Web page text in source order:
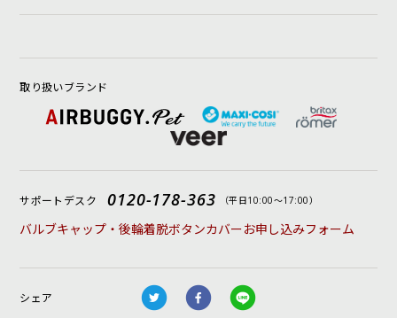
取り扱いブランド
サポートデスク 0120-178-363 （平日10:00〜17:00）
バルブキャップ・後輪着脱ボタンカバーお申し込みフォーム
シェア